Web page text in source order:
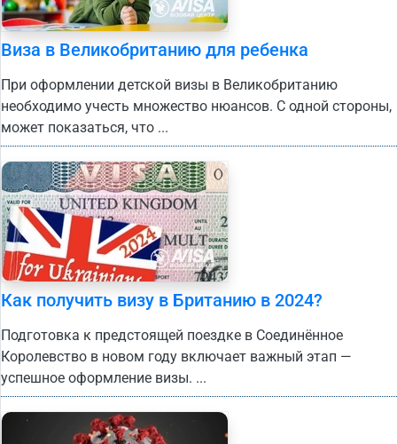
Виза в Великобританию для ребенка
При оформлении детской визы в Великобританию
необходимо учесть множество нюансов. С одной стороны,
может показаться, что ...
Как получить визу в Британию в 2024?
Подготовка к предстоящей поездке в Соединённое
Королевство в новом году включает важный этап —
успешное оформление визы. ...